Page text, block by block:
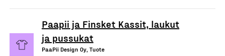
Paapii ja Finsket Kassit, laukut
ja pussukat
PaaPii Design Oy, Tuote